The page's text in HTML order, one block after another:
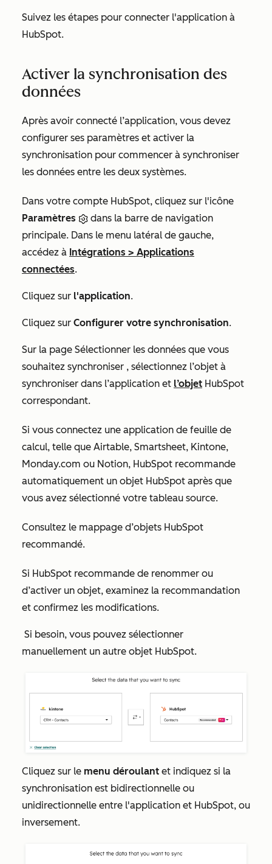
Suivez les étapes pour connecter l'application à
HubSpot.
Activer la synchronisation des
données
Après avoir connecté l’application, vous devez
configurer ses paramètres et activer la
synchronisation pour commencer à synchroniser
les données entre les deux systèmes.
Dans votre compte HubSpot, cliquez sur l'icône
Paramètres
dans la barre de navigation
principale. Dans le menu latéral de gauche,
accédez à Intégrations > Applications
connectées.
Cliquez sur l'application.
Cliquez sur Configurer votre synchronisation.
Sur la page Sélectionner les données que vous
souhaitez synchroniser , sélectionnez l’objet à
synchroniser dans l’application et l’objet HubSpot
correspondant.
Si vous connectez une application de feuille de
calcul, telle que Airtable, Smartsheet, Kintone,
Monday.com ou Notion, HubSpot recommande
automatiquement un objet HubSpot après que
vous avez sélectionné votre tableau source.
Consultez le mappage d’objets HubSpot
recommandé.
Si HubSpot recommande de renommer ou
d’activer un objet, examinez la recommandation
et confirmez les modifications.
Si besoin, vous pouvez sélectionner
manuellement un autre objet HubSpot.
Cliquez sur le menu déroulant et indiquez si la
synchronisation est bidirectionnelle ou
unidirectionnelle entre l'application et HubSpot, ou
inversement.